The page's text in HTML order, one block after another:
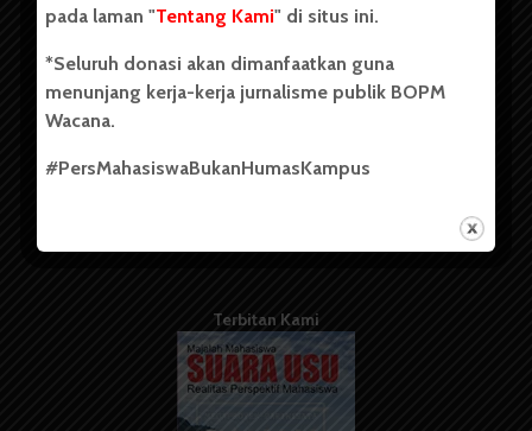
Kontribusi
Info Iklan
Pedoman Media Siber
Kode Etik Jurnalistik
Terbitan Kami
pada laman "Tentang Kami" di situs ini.
*Seluruh donasi akan dimanfaatkan guna
menunjang kerja-kerja jurnalisme publik BOPM
Wacana.
#PersMahasiswaBukanHumasKampus